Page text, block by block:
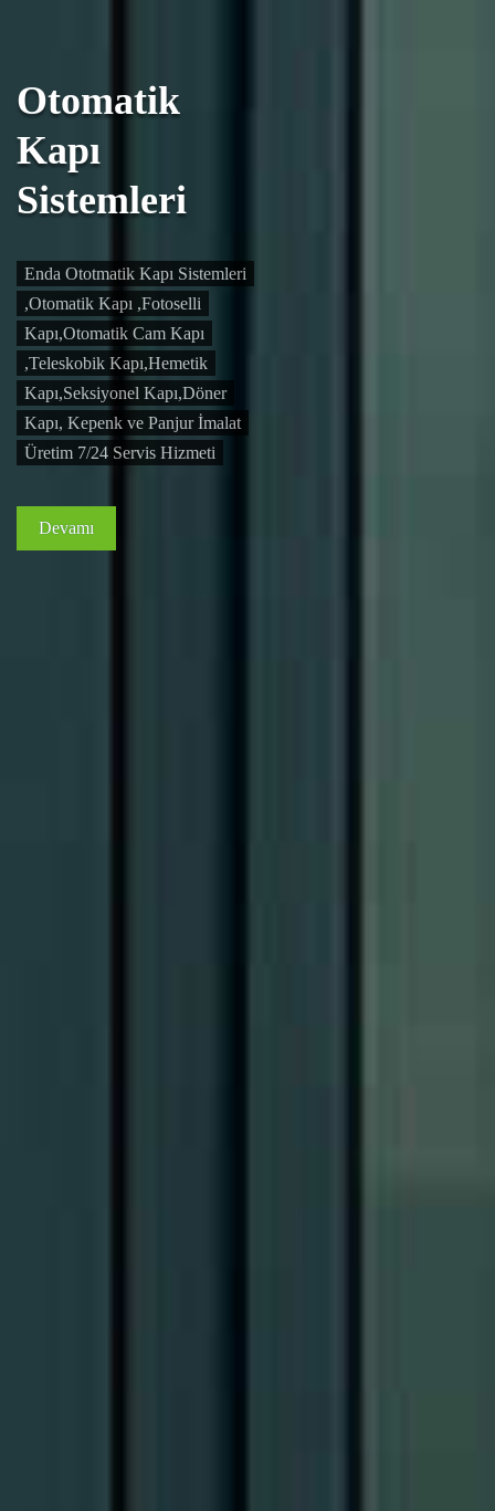
Otomatik
Kapı
Sistemleri
Enda Ototmatik Kapı Sistemleri
,Otomatik Kapı ,Fotoselli
Kapı,Otomatik Cam Kapı
,Teleskobik Kapı,Hemetik
Kapı,Seksiyonel Kapı,Döner
Kapı, Kepenk ve Panjur İmalat
Üretim 7/24 Servis Hizmeti
Devamı